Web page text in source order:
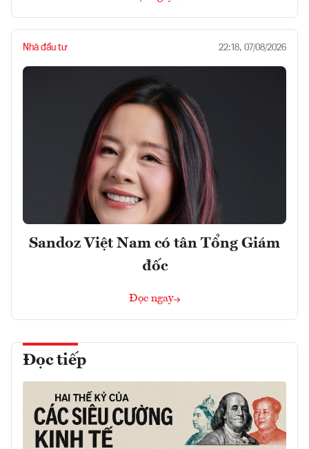
Nhà đầu tư 22:18, 07/08/2026
Sandoz Việt Nam có tân Tổng Giám
đốc
Đọc ngay
Đọc tiếp